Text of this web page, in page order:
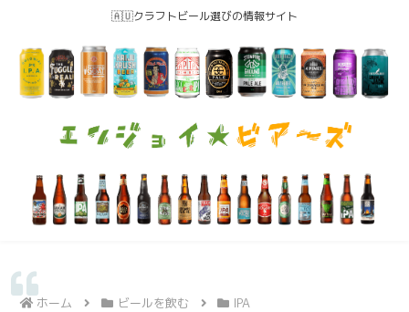
🇦🇺クラフトビール選びの情報サイト
ホーム ビールを飲む IPA